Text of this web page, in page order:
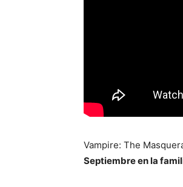
Vampire: The
Septiembre en la